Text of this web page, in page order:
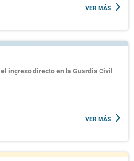
VER MÁS
ingreso directo en la Guardia Civil
VER MÁS